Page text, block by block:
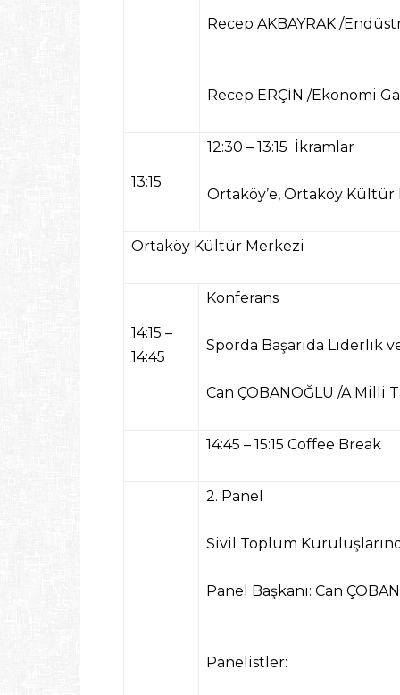
Recep AKBAYRAK /
Recep ERÇİN /Ekonomi
13:15
12:30 – 13:15 İkramlar
Ortaköy’e, Ortaköy
Ortaköy Kültür Merkezi
14:15 –
14:45
Konferans
Sporda Başarıda Liderlik
Can ÇOBANOĞLU /A Milli
14:45 – 15:15 Coffee Break
2. Panel
Sivil Toplum
Panel Başkanı: Can
Panelistler: